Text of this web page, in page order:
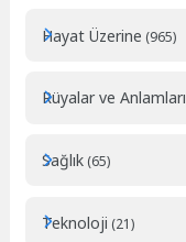
Hayat Üzerine (965)
Rüyalar ve Anlamları
Sağlık (65)
Teknoloji (21)